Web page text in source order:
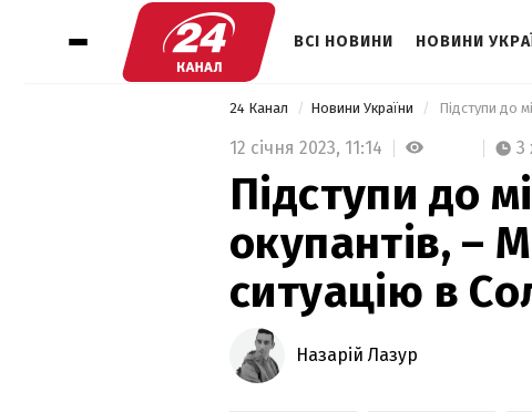
ВСІ НОВИНИ НОВИНИ
24 Канал Новини України
12 січня 2023, 11:14 3
Підступи до
окупантів, –
ситуацію в
Назарій Лазур